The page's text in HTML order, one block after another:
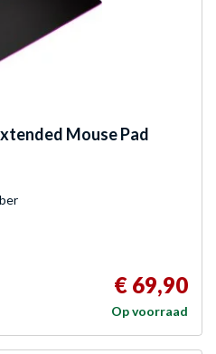
Mouse Pad
€ 69,90
Op voorraad